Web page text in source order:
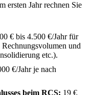
ersten Jahr rechnen Sie
€ bis 4.500 €/Jahr für
und
etc.).
€/Jahr je nach
beim RCS: 19 €